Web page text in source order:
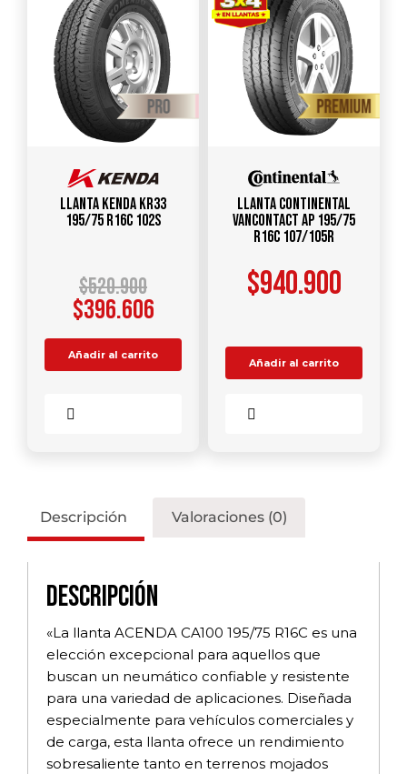
Llanta KENDA KR33
195/75 R16C 102S
$520.900
$396.606
Añadir al carrito
Llanta CONTINENTAL
VanContact AP 195/75
R16C 107/105R
$940.900
Añadir al carrito
Descripción Valoraciones (0)
Descripción
«La llanta ACENDA CA100 195/75 R16C es una
elección excepcional para aquellos que
buscan un neumático confiable y resistente
para una variedad de aplicaciones. Diseñada
especialmente para vehículos comerciales y
de carga, esta llanta ofrece un rendimiento
sobresaliente tanto en terrenos mojados